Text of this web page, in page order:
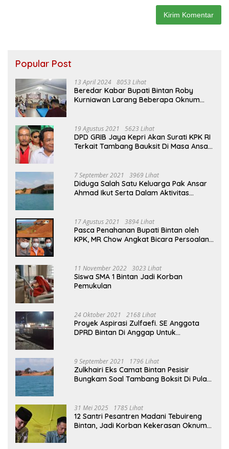
Popular Post
13 April 2024 8053 Lihat
Beredar Kabar Bupati Bintan Roby
Kurniawan Larang Beberapa Oknum
19 Agustus 2021 5623 Lihat
DPD GRIB Jaya Kepri Akan Surati KPK RI
Terkait Tambang Bauksit Di Masa Ansar
7 September 2021 3969 Lihat
Diduga Salah Satu Keluarga Pak Ansar
Ahmad Ikut Serta Dalam Aktivitas
17 Agustus 2021 3894 Lihat
Pasca Penahanan Bupati Bintan oleh
KPK, MR Chow Angkat Bicara Persoalan
11 November 2022 3023 Lihat
Siswa SMA 1 Bintan Jadi Korban
Pemukulan
24 Oktober 2021 2168 Lihat
Proyek Aspirasi Zulfaefi. SE Anggota
DPRD Bintan Di Anggap Untuk
9 September 2021 1796 Lihat
Zulkhairi Eks Camat Bintan Pesisir
Bungkam Soal Tambang Boksit Di Pulau
31 Mei 2025 1785 Lihat
12 Santri Pesantren Madani Tebuireng
Bintan, Jadi Korban Kekerasan Oknum